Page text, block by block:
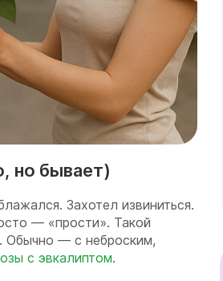
но бывает)
Захотел извиниться.
— «прости». Такой
Обычно — с неброским,
с эвкалиптом.